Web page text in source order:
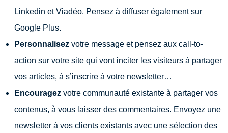
Linkedin et Viadéo. Pensez à diffuser également sur
Google Plus.
Personnalisez votre message et pensez aux call-to-
action sur votre site qui vont inciter les visiteurs à partager
vos articles, à s’inscrire à votre newsletter…
Encouragez votre communauté existante à partager vos
contenus, à vous laisser des commentaires. Envoyez une
newsletter à vos clients existants avec une sélection des